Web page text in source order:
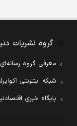
گروه نشریات
معرفی گروه
شبکه اینترنتی
پایگاه خبری